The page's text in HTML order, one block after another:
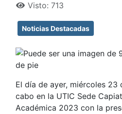
Visto: 713
Noticias Destacadas
El día de ayer, miércoles 23
cabo en la UTIC Sede
Académica 2023 con la